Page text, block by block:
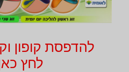
להדפסת קופון
לחץ